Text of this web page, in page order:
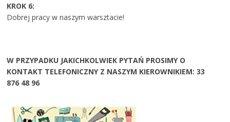
KROK 6:
Dobrej pracy w naszym warsztacie!
W PRZYPADKU JAKICHKOLWIEK PYTAŃ PROSIMY O
KONTAKT TELEFONICZNY Z NASZYM KIEROWNIKIEM: 33
876 48 96